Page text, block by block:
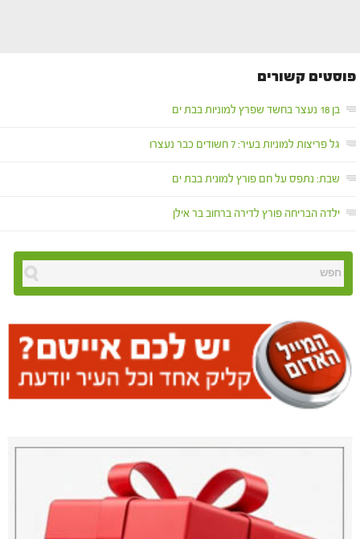
פוסטים קשורים
בן 18 נעצר בחשד שפרץ למוניות בבת ים
גל פריצות למוניות בעיר: 7 חשודים כבר נעצרו
שבת: נתפס על חם פורץ למונית בבת ים
ילדה הבריחה פורץ לדירה ברחוב בר אילן